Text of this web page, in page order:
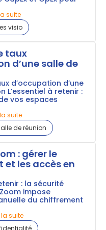
visio
taux
d’une salle de
d’occupation d’une
L’essentiel à retenir :
vos espaces
de réunion
: gérer le
et les accès en
: la sécurité
impose
du chiffrement